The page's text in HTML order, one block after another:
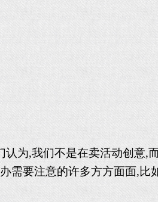
认为,我们不是在卖活动创意,
需要注意的许多方方面面,比